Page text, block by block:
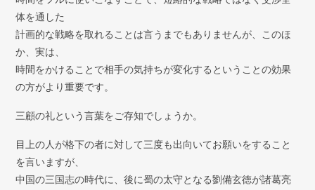
体を通した
計画的な戦略を取れることは言うまでもありませんが、このほ
か、実は、
時間をかけることで相手の気持ちが変化するということの効果
の方がより重要です。
三顧の礼という言葉をご存知でしょうか。
目上の人が格下の者に対して三度も出向いてお願いをすること
を言いますが、
中国の三国志の時代に、後に蜀の太守となる劉備玄徳が諸葛亮